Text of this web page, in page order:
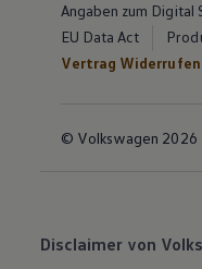
Angaben zum Digital
EU Data Act
Vertrag Widerrufen
© Volkswagen 2026
Disclaimer von